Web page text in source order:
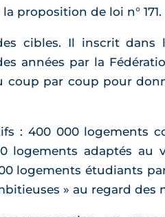
proposition de loi n° 171.
cibles. Il inscrit
années par la
coup par coup pour
: 400 000 logements
logements adaptés au
logements étudiants
» au regard des